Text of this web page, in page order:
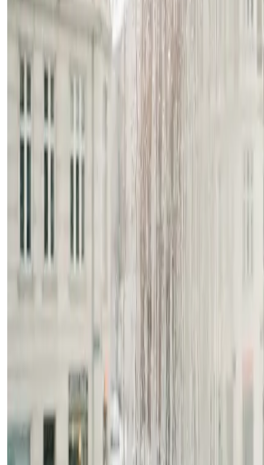
Dimensionering efter BR18 og AT-krav